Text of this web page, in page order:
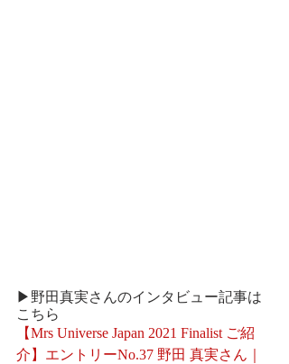
▶野田真実さんのインタビュー記事は
こちら
【Mrs Universe Japan 2021 Finalist ご紹
介】エントリーNo.37 野田 真実さん｜